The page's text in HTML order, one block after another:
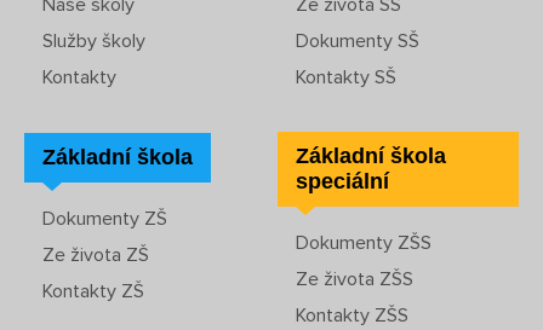
Naše školy
Služby školy
Kontakty
Ze života SŠ
Dokumenty SŠ
Kontakty SŠ
Základní škola
Dokumenty ZŠ
Ze života ZŠ
Kontakty ZŠ
Základní škola
speciální
Dokumenty ZŠS
Ze života ZŠS
Kontakty ZŠS